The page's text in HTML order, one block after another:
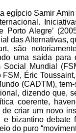
egípcio Samir
Porto Alegre’
das Alternativas,
são
uma saída
Social Mundial
Éric
(CADTM),
dizendo que,
coerente,
criar um novo
bizantino debate
do puro